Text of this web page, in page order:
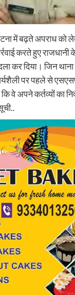
में बढ़ते अपराध को
करते हुए राजधानी
कर दिया। जिन
पर पहले से
वे अपने कर्तव्यों का